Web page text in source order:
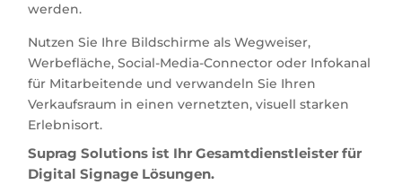
werden.
Nutzen Sie Ihre Bildschirme als Wegweiser,
Werbefläche, Social-Media-Connector oder Infokanal
für Mitarbeitende und verwandeln Sie Ihren
Verkaufsraum in einen vernetzten, visuell starken
Erlebnisort.
Suprag Solutions ist Ihr Gesamtdienstleister für
Digital Signage Lösungen.